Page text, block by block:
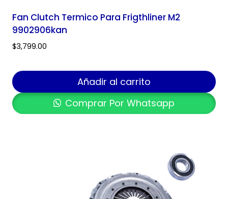
Fan Clutch Termico Para Frigthliner M2
9902906kan
$3,799.00
Añadir al carrito
Comprar Por Whatsapp